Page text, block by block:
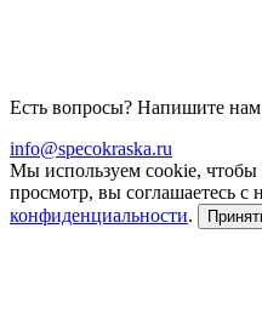
Есть вопросы? Напишите нам
info@specokraska.ru
Мы используем cookie, чтобы
просмотр, вы соглашаетесь с
конфиденциальности.